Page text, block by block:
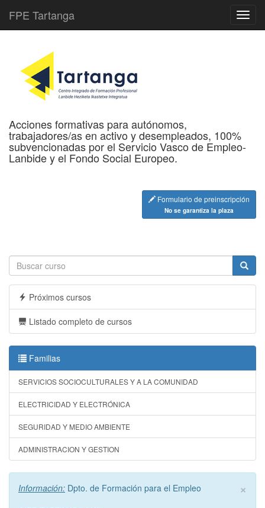
FPE Tartanga
Acciones formativas para autónomos,
trabajadores/as en activo y desempleados, 100%
subvencionadas por el Servicio Vasco de Empleo-
Lanbide y el Fondo Social Europeo.
Formulario de preinscripción
No se garantiza la plaza
Próximos cursos
Listado completo de cursos
Familias
SERVICIOS SOCIOCULTURALES Y A LA COMUNIDAD
ELECTRICIDAD Y ELECTRÓNICA
SEGURIDAD Y MEDIO AMBIENTE
ADMINISTRACION Y GESTION
×
Información: Dpto. de Formación para el Empleo